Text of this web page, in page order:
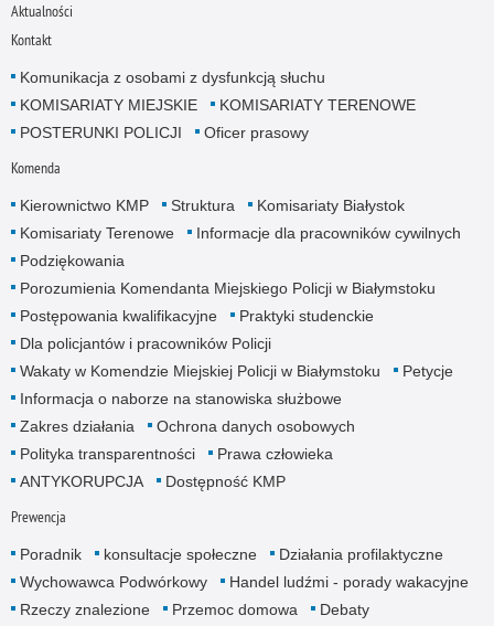
Aktualności
Kontakt
Komunikacja z osobami z dysfunkcją słuchu
KOMISARIATY MIEJSKIE
KOMISARIATY TERENOWE
POSTERUNKI POLICJI
Oficer prasowy
Komenda
Kierownictwo KMP Struktura
Komisariaty Białystok
Komisariaty Terenowe
Informacje dla pracowników cywilnych
Podziękowania
Porozumienia Komendanta Miejskiego Policji w Białymstoku
Postępowania kwalifikacyjne
Praktyki studenckie
Dla policjantów i pracowników Policji
Wakaty w Komendzie Miejskiej Policji w Białymstoku
Petycje
Informacja o naborze na stanowiska służbowe
Zakres działania
Ochrona danych osobowych
Polityka transparentności
Prawa człowieka
ANTYKORUPCJA
Dostępność KMP
Prewencja
Poradnik konsultacje społeczne
Działania profilaktyczne
Wychowawca Podwórkowy
Handel ludźmi - porady wakacyjne
Rzeczy znalezione
Przemoc domowa
Debaty